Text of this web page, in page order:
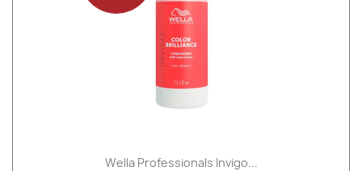
Wella Professionals Invigo...